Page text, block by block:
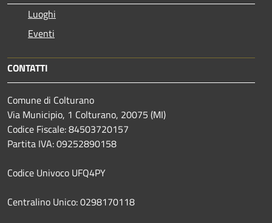
Luoghi
Eventi
CONTATTI
Comune di Colturano
Via Municipio, 1 Colturano, 20075 (MI)
Codice Fiscale: 84503720157
Partita IVA: 09252890158
Codice Univoco UFQ4PY
Centralino Unico: 0298170118